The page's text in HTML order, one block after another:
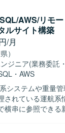
GitHubを用いたチ
理を行いながら開
たサーバーサイ
動作確認を実施し
計からテストまで
。 チームメンバー
を進められる方を
ァクタリングに
】 サーバーサ
下流まで一貫して
に経験を積んでい
AWS/リモ
ルサイト構築
/月
）
ジニア(業務委託
・ AWS
システムや重量
されている運航系
横串に参照できる